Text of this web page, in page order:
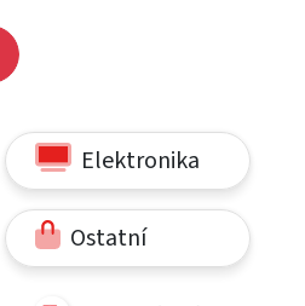
Elektronika
Ostatní